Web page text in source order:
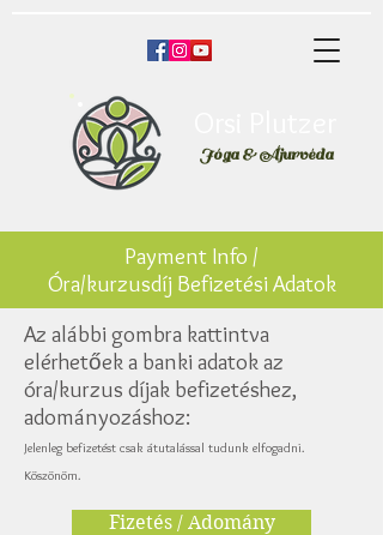
Jóga & Ájurvéda
Payment Info /
Óra/kurzusdíj Befizetési Adatok
Az alábbi gombra kattintva
elérhetőek a banki adatok az
óra/kurzus díjak befizetéshez,
adományozáshoz:
Jelenleg befizetést csak átutalással tudunk elfogadni.
Köszönöm.
Fizetés / Adomány